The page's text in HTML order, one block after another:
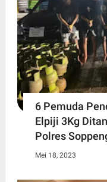
6 Pemuda
Elpiji 3Kg
Polres
Mei 18, 2023